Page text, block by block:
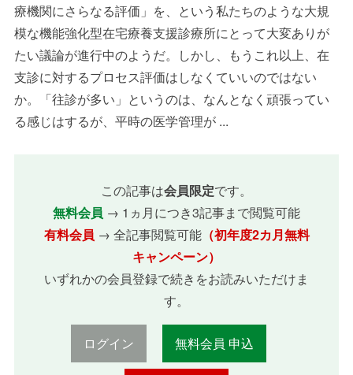
療機関にさらなる評価」を、という私たちのような大規
模な機能強化型在宅療養支援診療所にとって大変ありが
たい議論が進行中のようだ。しかし、もうこれ以上、在
支診に対するプロセス評価はしなくていいのではない
か。「往診が多い」というのは、なんとなく頑張ってい
る感じはするが、平時の医学管理が ...
この記事は会員限定です。
無料会員 → 1ヵ月につき3記事まで閲覧可能
有料会員 → 全記事閲覧可能（初年度2カ月無料
キャンペーン）
いずれかの会員登録で続きをお読みいただけま
す。
ログイン 無料会員 申込